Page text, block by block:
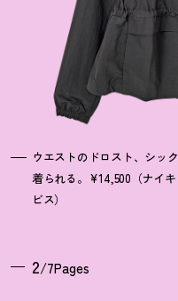
ウエストのドロスト、シッ
着られる。¥14,500（ナイ
ビス）
2/7Pages